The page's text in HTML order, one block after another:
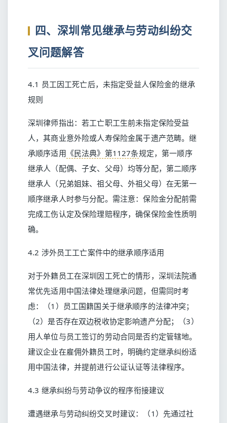
四、深圳常见继承与劳动纠纷交
叉问题解答
4.1 员工因工死亡后，未指定受益人保险金的继承
规则
深圳律师指出：若工亡职工生前未指定保险受益
人，其商业意外险或人寿保险金属于遗产范畴。继
承顺序适用 《民法典》第1127条规定，第一顺序
继承人（配偶、子女、父母）均等分配，第二顺序
继承人（兄弟姐妹、祖父母、外祖父母）在无第一
顺序继承人时参与分配。需注意：保险金分配前需
完成工伤认定及保险理赔程序，确保保险金性质明
确。
4.2 涉外员工工亡案件中的继承顺序适用
对于外籍员工在深圳因工死亡的情形，深圳法院通
常优先适用中国法律处理继承问题，但需同时考
虑：（1）员工国籍国关于继承顺序的法律冲突；
（2）是否存在双边税收协定影响遗产分配；（3）
用人单位与员工签订的劳动合同是否约定管辖地。
建议企业在雇佣外籍员工时，明确约定继承纠纷适
用中国法律，并提前进行公证认证等法律程序。
4.3 继承纠纷与劳动争议的程序衔接建议
遭遇继承与劳动纠纷交叉时建议：（1）先通过社